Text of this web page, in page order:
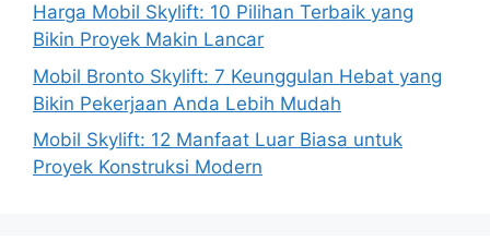
Harga Mobil Skylift: 10 Pilihan Terbaik yang
Bikin Proyek Makin Lancar
Mobil Bronto Skylift: 7 Keunggulan Hebat yang
Bikin Pekerjaan Anda Lebih Mudah
Mobil Skylift: 12 Manfaat Luar Biasa untuk
Proyek Konstruksi Modern